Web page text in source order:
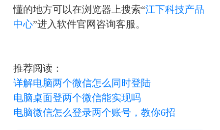
懂的地方可以在浏览器上搜索“江下科技产品
中心”进入软件官网咨询客服。
推荐阅读：
详解电脑两个微信怎么同时登陆
电脑桌面登两个微信能实现吗
电脑微信怎么登录两个账号，教你6招